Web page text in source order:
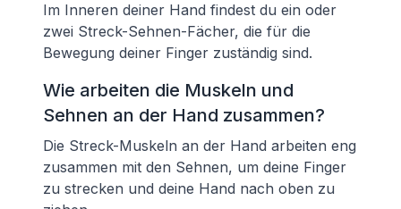
Im Inneren deiner Hand findest du ein oder
zwei Streck-Sehnen-Fächer, die für die
Bewegung deiner Finger zuständig sind.
Wie arbeiten die Muskeln und
Sehnen an der Hand zusammen?
Die Streck-Muskeln an der Hand arbeiten eng
zusammen mit den Sehnen, um deine Finger
zu strecken und deine Hand nach oben zu